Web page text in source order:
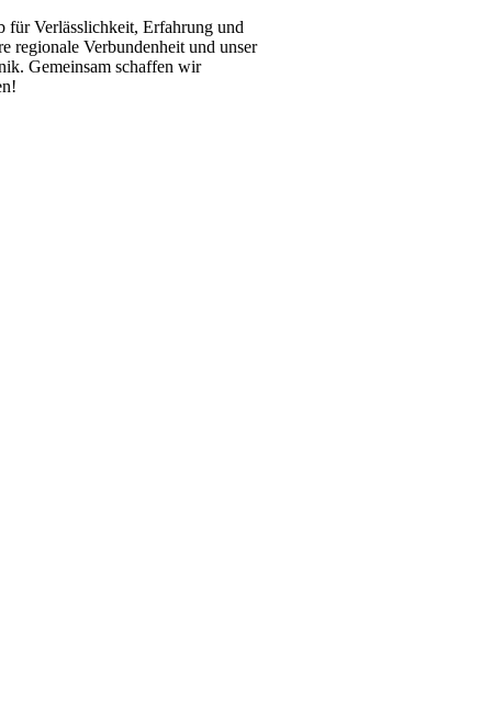
für Verlässlichkeit, Erfahrung und
regionale Verbundenheit und unser
Gemeinsam schaffen wir